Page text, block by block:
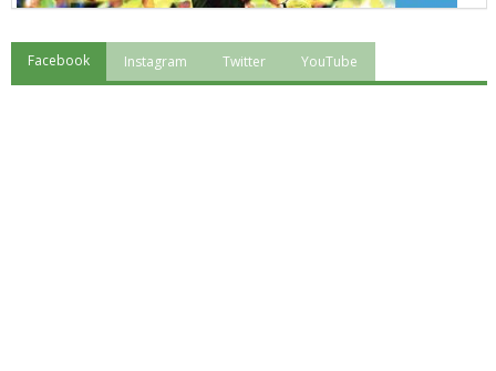
"Superare gli ostacoli": la relazione di Tiziano Pesce al CN Uisp
Facebook Instagram Twitter YouTube